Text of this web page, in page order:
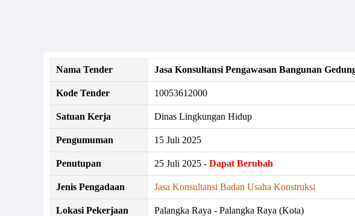
Nama Tender Jasa Konsultansi Pengawasan Bangunan
Kode Tender 10053612000
Satuan Kerja Dinas Lingkungan Hidup
Pengumuman 15 Juli 2025
Penutupan 25 Juli 2025 - Dapat Berubah
Jenis Pengadaan Jasa Konsultansi Badan Usaha Konstruksi
Lokasi Pekerjaan Palangka Raya - Palangka Raya (Kota)